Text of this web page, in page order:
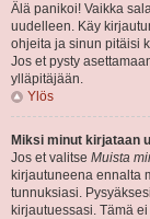
Älä panikoi! Vaikka
uudelleen. Käy
ohjeita ja sinun pitäisi
Jos et pysty
ylläpitäjään.
Ylös
Miksi minut kirjataan
Jos et valitse Muista
kirjautuneena ennalta
tunnuksiasi.
kirjautuessasi. Tämä